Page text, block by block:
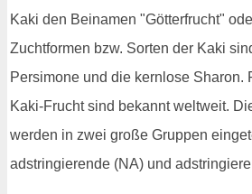
Kaki den Beinamen "Götterfrucht"
Zuchtformen bzw. Sorten der Kaki
Persimone und die kernlose Sharon.
Kaki-Frucht sind bekannt weltweit.
werden in zwei große Gruppen
adstringierende (NA) und